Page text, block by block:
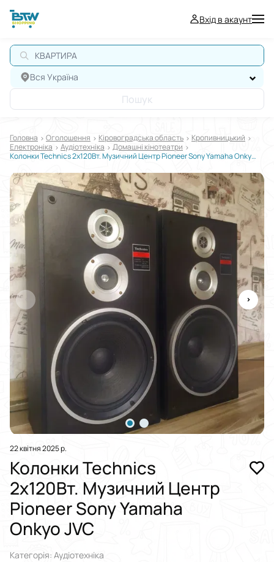
Вхід в акаунт
Вся Україна
Пошук
Головна Оголошення Кіровоградська область
Кропивницький
Електроніка
Аудіотехніка
Домашні кінотеатри
Колонки Technics 2x120Вт. Музичний Центр Pioneer Sony Yamaha Onkyo JVC
22 квітня 2025 р.
Колонки Technics
2x120Вт. Музичний Центр
Pioneer Sony Yamaha
Onkyo JVC
Категорія: Аудіотехніка